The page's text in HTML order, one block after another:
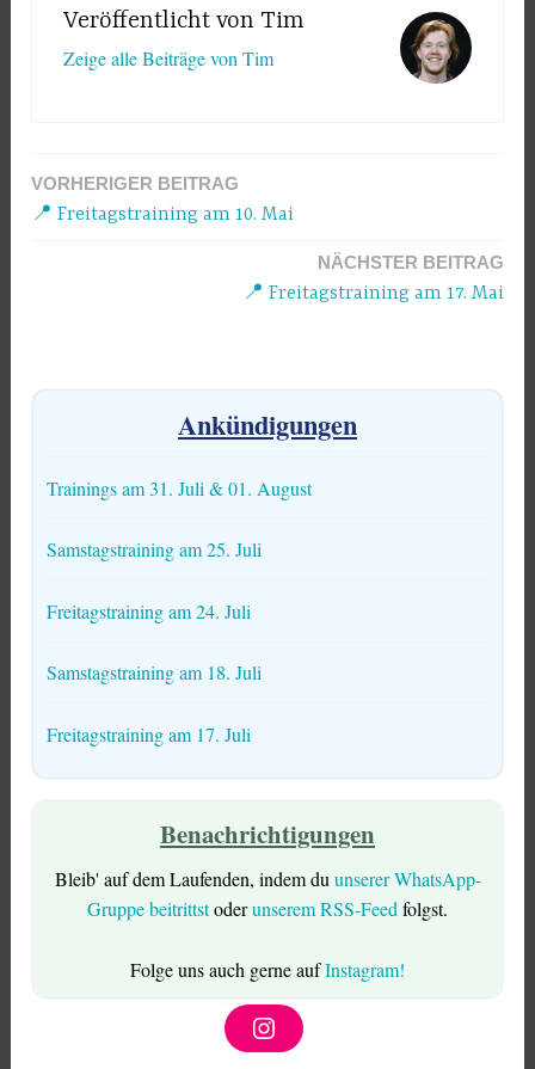
Veröffentlicht von Tim
Zeige alle Beiträge von Tim
Beitragsnavigation
VORHERIGER BEITRAG
📍 Freitagstraining am 10. Mai
NÄCHSTER BEITRAG
📍 Freitagstraining am 17. Mai
Ankündigungen
Trainings am 31. Juli & 01. August
Samstagstraining am 25. Juli
Freitagstraining am 24. Juli
Samstagstraining am 18. Juli
Freitagstraining am 17. Juli
Benachrichtigungen
Bleib' auf dem Laufenden, indem du unserer WhatsApp-
Gruppe beitrittstoderunserem RSS-Feed folgst.
Folge uns auch gerne aufInstagram!
I
n